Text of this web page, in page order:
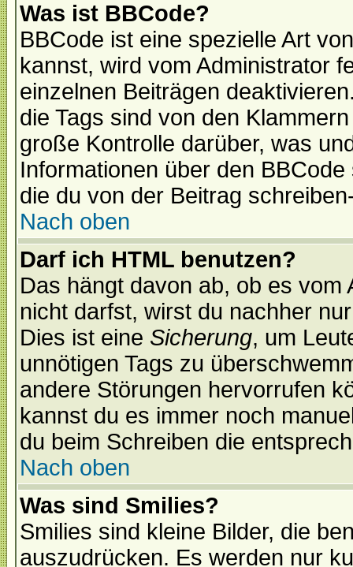
Was ist BBCode?
BBCode ist eine spezielle Art
kannst, wird vom Administrator
einzelnen Beiträgen
die Tags sind von den
große Kontrolle darüber, was
Informationen über den
die du von der Beitrag
Nach oben
Darf ich HTML benutzen?
Das hängt davon ab, ob es
nicht darfst, wirst du nachher
Dies ist eine Sicherung, um
unnötigen Tags zu
andere Störungen hervorrufen
kannst du es immer noch
du beim Schreiben die
Nach oben
Was sind Smilies?
Smilies sind kleine Bilder, die
auszudrücken. Es werden nur